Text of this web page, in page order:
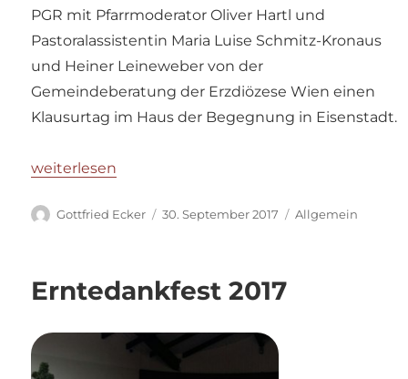
PGR mit Pfarrmoderator Oliver Hartl und
Pastoralassistentin Maria Luise Schmitz-Kronaus
und Heiner Leineweber von der
Gemeindeberatung der Erzdiözese Wien einen
Klausurtag im Haus der Begegnung in Eisenstadt.
„Klausur des Pfarrgemeinderates“
weiterlesen
Autor
Gottfried Ecker
Veröffentlicht
30. September 2017 Kategorien
Allgemein
Erntedankfest 2017